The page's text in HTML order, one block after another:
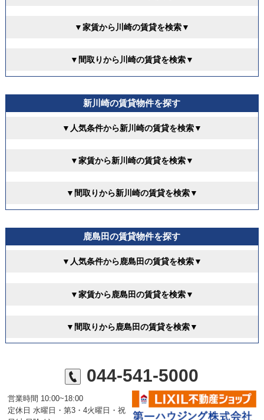
▼家賃から川崎の賃貸を検索▼
▼間取りから川崎の賃貸を検索▼
新川崎の賃貸物件を探す
▼人気条件から新川崎の賃貸を検索▼
▼家賃から新川崎の賃貸を検索▼
▼間取りから新川崎の賃貸を検索▼
鹿島田の賃貸物件を探す
▼人気条件から鹿島田の賃貸を検索▼
▼家賃から鹿島田の賃貸を検索▼
▼間取りから鹿島田の賃貸を検索▼
044-541-5000
営業時間 10:00~18:00
定休日 水曜日・第3・4火曜日・祝